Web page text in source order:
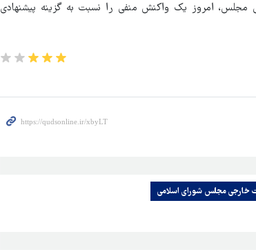
امروز یک واکنش منفی را نسبت به گزینه پیشنهادی
خارجی مجلس شورای اسلامی